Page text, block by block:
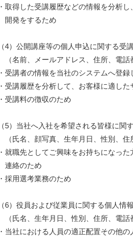
・取得した受講履歴などの情報を分析
開発をするため
（4）公開講座等の個人申込に関する受
（名前、メールアドレス、住所、電話
・受講者の情報を当社のシステムへ登
・受講履歴を分析して、お客様に適し
・受講料の徴収のため
（5）当社へ入社を希望される皆様に関
（氏名、顔写真、生年月日、性別、住
・就職先としてご興味をお持ちになっ
連絡のため
・採用選考業務のため
（6）役員および従業員に関する個人情報
（氏名、生年月日、性別、住所、電話
・当社における人員の適正配置その他